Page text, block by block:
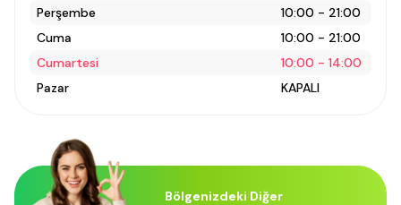
Perşembe
10:00 - 21:00
Cuma
10:00 - 21:00
Cumartesi
10:00 - 14:00
Pazar
KAPALI
Bölgenizdeki Diğer